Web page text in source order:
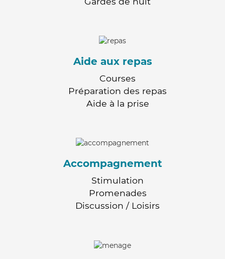
Aide aux repas
Courses
Préparation des repas
Aide à la prise
Accompagnement
Stimulation
Promenades
Discussion / Loisirs